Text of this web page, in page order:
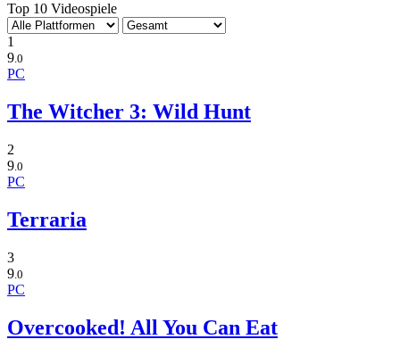
Top 10 Videospiele
1
9.0
PC
The Witcher 3: Wild Hunt
2
9.0
PC
Terraria
3
9 .0
PC
Overcooked! All You Can Eat